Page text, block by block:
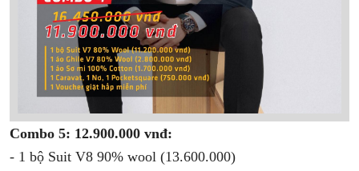
Combo 5: 12.900.000 vnđ:
- 1 bộ Suit V8 90% wool (13.600.000)